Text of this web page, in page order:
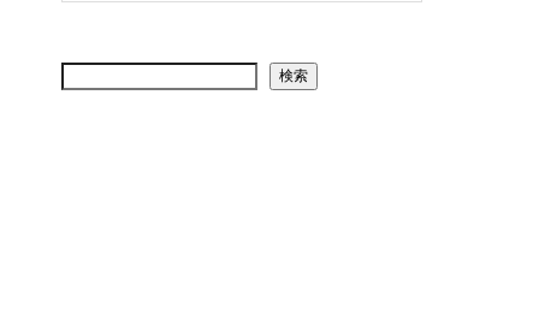
検索